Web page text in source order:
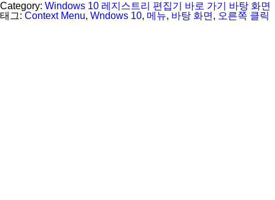
Category: Windows 10 레지스트리 편집기 바로 가기
바탕 화면
태그: Context Menu, Wndows 10, 메뉴, 바탕 화면 , 오른쪽 클릭